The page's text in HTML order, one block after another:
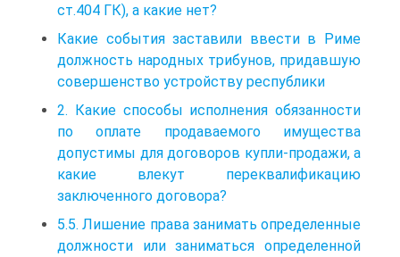
ст.404 ГК), а какие нет?
Какие события заставили ввести в Риме
должность народных трибунов, придавшую
совершенство устройству республики
2. Какие способы исполнения обязанности
по оплате продаваемого имущества
допустимы для договоров купли-продажи, а
какие влекут переквалификацию
заключенного договора?
5.5. Лишение права занимать определенные
должности или заниматься определенной